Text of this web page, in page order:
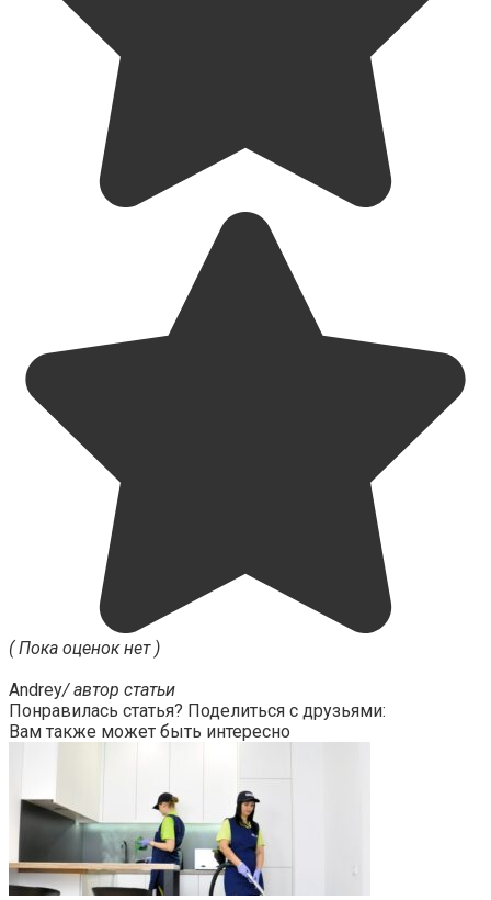
( Пока оценок нет )
Andrey/ автор статьи
Понравилась статья? Поделиться с друзьями:
Вам также может быть интересно